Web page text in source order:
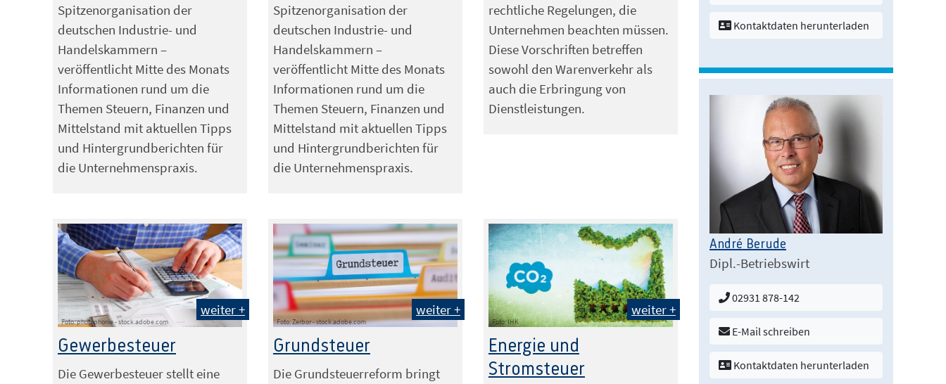
Spitzenorganisation der
deutschen Industrie- und
Handelskammern –
veröffentlicht Mitte des Monats
Informationen rund um die
Themen Steuern, Finanzen und
Mittelstand mit aktuellen Tipps
und Hintergrundberichten für
die Unternehmenspraxis.
Spitzenorganisation der
deutschen Industrie- und
Handelskammern –
veröffentlicht Mitte des Monats
Informationen rund um die
Themen Steuern, Finanzen und
Mittelstand mit aktuellen Tipps
und Hintergrundberichten für
die Unternehmenspraxis.
rechtliche Regelungen, die
Unternehmen beachten müssen.
Diese Vorschriften betreffen
sowohl den Warenverkehr als
auch die Erbringung von
Dienstleistungen.
Foto: photophonie - stock.adobe.com
weiter +
Gewerbesteuer
Die Gewerbesteuer stellt eine
Foto: Zerbor - stock.adobe.com
weiter +
Grundsteuer
Die Grundsteuerreform bringt
Foto: IHK
weiter +
Energie und
Stromsteuer
Kontaktdaten herunterladen
André Berude
Dipl.-Betriebswirt
02931 878-142
E-Mail schreiben
Kontaktdaten herunterladen